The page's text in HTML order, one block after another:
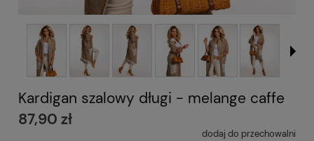
Kardigan szalowy długi - melange caffe
87,90 zł
dodaj do przechowalni